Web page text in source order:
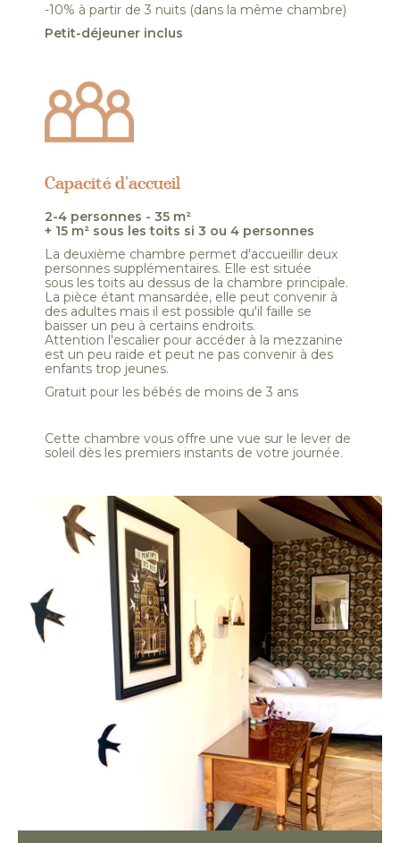
-10% à partir de 3 nuits (dans la même chambre)
Petit-déjeuner inclus
Capacité d’accueil
2-4 personnes - 35 m²
+ 15 m² sous les toits si 3 ou 4 personnes
La deuxième chambre permet d'accueillir deux
personnes supplémentaires. Elle est située
sous les toits au dessus de la chambre principale.
La pièce étant mansardée, elle peut convenir à
des adultes mais il est possible qu'il faille se
baisser un peu à certains endroits.
Attention l'escalier pour accéder à la mezzanine
est un peu raide et peut ne pas convenir à des
enfants trop jeunes.
Gratuit pour les bébés de moins de 3 ans
Cette chambre vous offre une vue sur le lever de
soleil dès les premiers instants de votre journée.